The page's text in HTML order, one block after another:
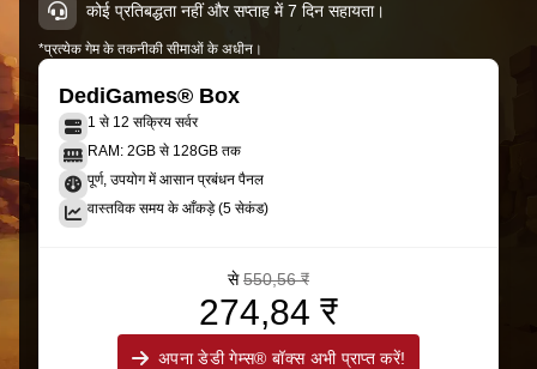
कोई प्रतिबद्धता नहीं और सप्ताह में 7 दिन सहायता।
*प्रत्येक गेम के तकनीकी सीमाओं के अधीन।
DediGames® Box
1 से 12 सक्रिय सर्वर
RAM: 2GB से 128GB तक
पूर्ण, उपयोग में आसान प्रबंधन पैनल
वास्तविक समय के आँकड़े (5 सेकंड)
से 550,56 ₹
274,84 ₹
अपना डेडी गेम्स® बॉक्स अभी प्राप्त करें!